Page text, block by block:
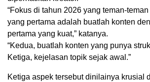
“Fokus di tahun 2026 yang teman-
yang pertama adalah buatlah konten
pertama yang kuat,” katanya.
“Kedua, buatlah konten yang punya
Ketiga, kejelasan topik sejak awal.”
Ketiga aspek tersebut dinilainya krusial